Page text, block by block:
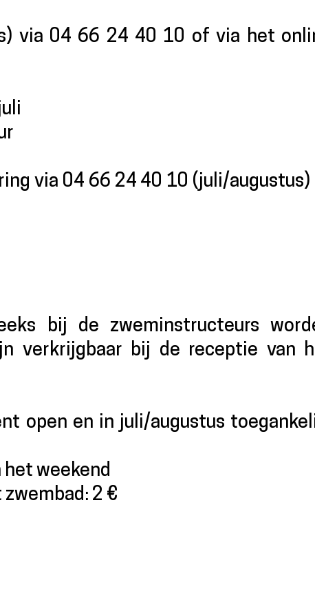
via 04 66 24 40 10 of via het
via 04 66 24 40 10 (juli/
bij de zweminstructeurs
verkrijgbaar bij de receptie van
open en in juli/augustus
het weekend
2 €